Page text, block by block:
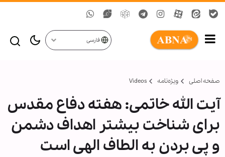
فارسی
صفحه اصلی ویژه‌نامه‌ Videos
آیت الله خاتمی: هفته دفاع مقدس
برای شناخت بیشتر اهداف دشمن
و پی بردن به الطاف الهی است